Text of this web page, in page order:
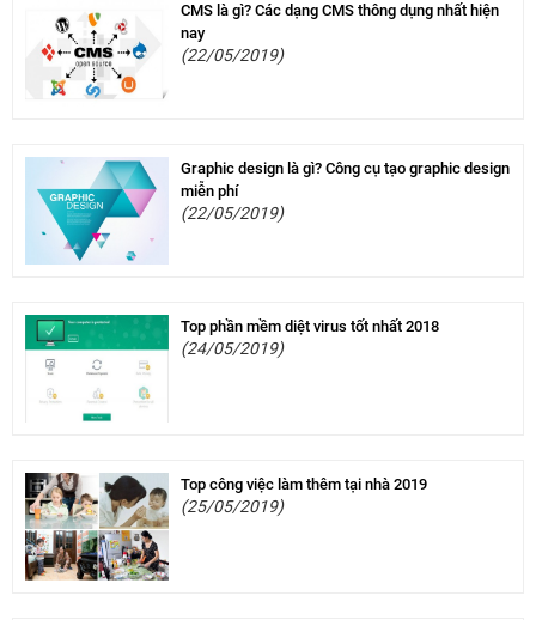
CMS là gì? Các dạng CMS thông dụng nhất hiện
nay
(22/05/2019)
Graphic design là gì? Công cụ tạo graphic design
miễn phí
(22/05/2019)
Top phần mềm diệt virus tốt nhất 2018
(24/05/2019)
Top công việc làm thêm tại nhà 2019
(25/05/2019)